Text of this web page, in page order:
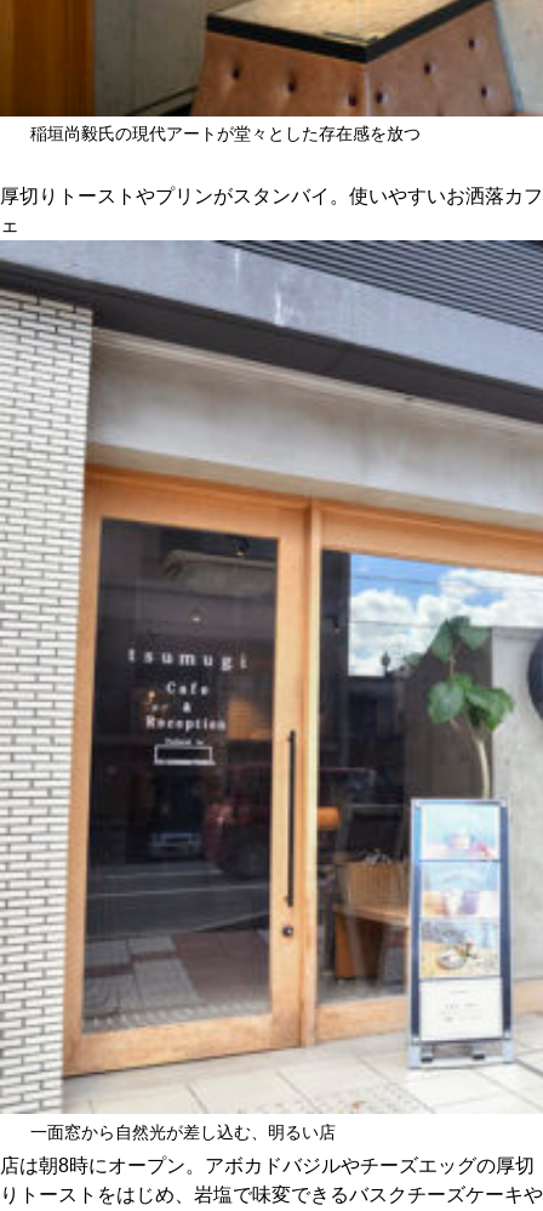
稲垣尚毅氏の現代アートが堂々とした存在感を放つ
厚切りトーストやプリンがスタンバイ。使いやすいお洒落カフ
ェ
一面窓から自然光が差し込む、明るい店
店は朝8時にオープン。アボカドバジルやチーズエッグの厚切
りトーストをはじめ、岩塩で味変できるバスクチーズケーキや